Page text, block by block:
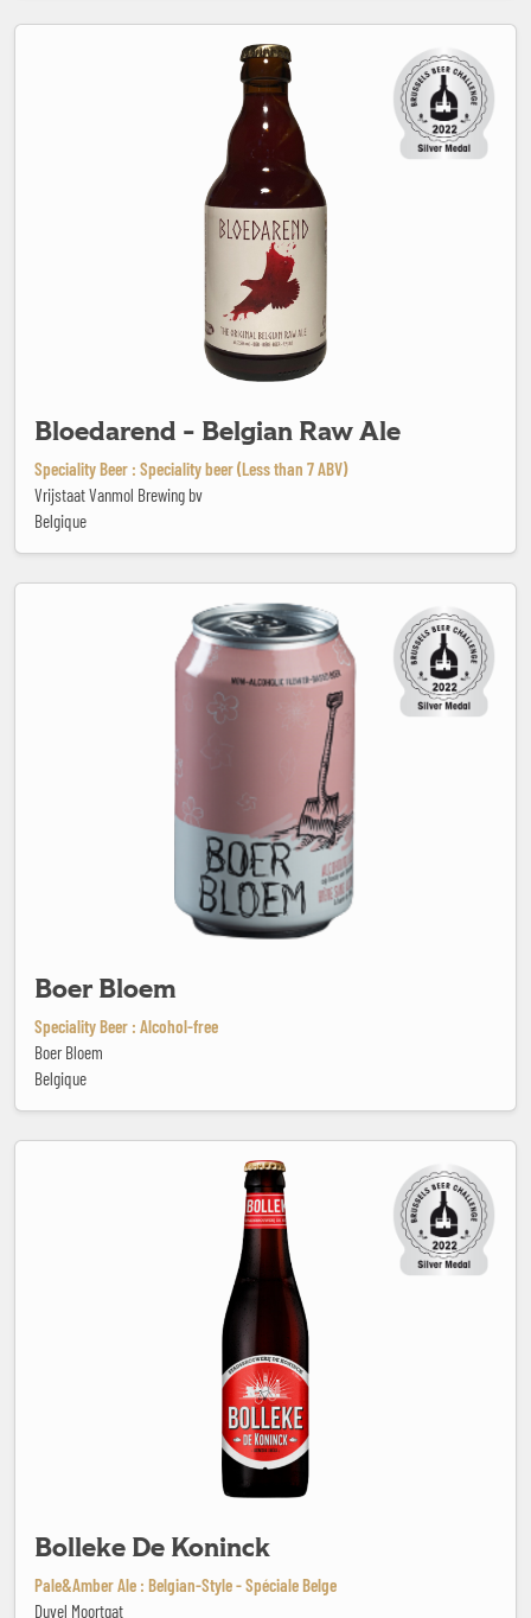
Bloedarend - Belgian Raw Ale
Speciality Beer : Speciality beer (Less than 7 ABV)
Vrijstaat Vanmol Brewing bv
Belgique
Boer Bloem
Speciality Beer : Alcohol-free
Boer Bloem
Belgique
Bolleke De Koninck
Pale&Amber Ale : Belgian-Style - Spéciale Belge
Duvel Moortgat